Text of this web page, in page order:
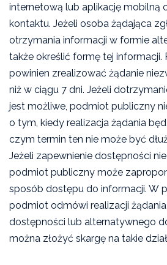
internetową lub aplikację mobilną
kontaktu. Jeżeli osoba żądająca
otrzymania informacji w formie
także określić formę tej
powinien zrealizować żądanie
niż w ciągu 7 dni. Jeżeli
jest możliwe, podmiot publiczny
o tym, kiedy realizacja żądania
czym termin ten nie może być
Jeżeli zapewnienie dostępności
podmiot publiczny może
sposób dostępu do informacji. W
podmiot odmówi realizacji
dostępności lub alternatywnego
można złożyć skargę na takie